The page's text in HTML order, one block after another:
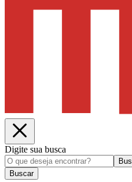
Digite sua busca
Buscar